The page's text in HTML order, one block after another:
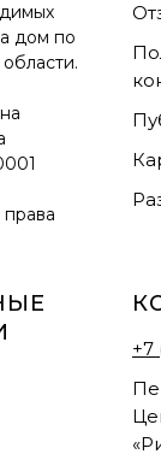
дом по
+7